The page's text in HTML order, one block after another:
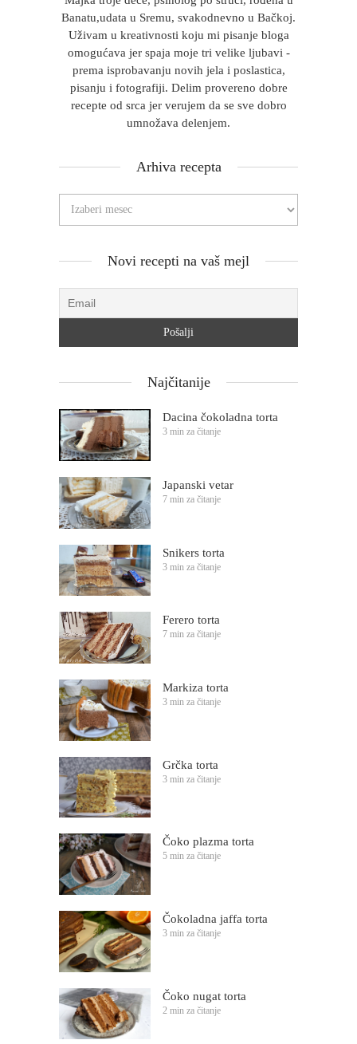
Banatu,udata u Sremu, svakodnevno u Bačkoj.
Uživam u kreativnosti koju mi pisanje bloga
omogućava jer spaja moje tri velike ljubavi -
prema isprobavanju novih jela i poslastica,
pisanju i fotografiji. Delim provereno dobre
recepte od srca jer verujem da se sve dobro
umnožava delenjem.
Arhiva recepta
Novi recepti na vaš mejl
Najčitanije
Dacina čokoladna torta
3 min za čitanje
Japanski vetar
7 min za čitanje
Snikers torta
3 min za čitanje
Ferero torta
7 min za čitanje
Markiza torta
3 min za čitanje
Grčka torta
3 min za čitanje
Čoko plazma torta
5 min za čitanje
Čokoladna jaffa torta
3 min za čitanje
Čoko nugat torta
2 min za čitanje